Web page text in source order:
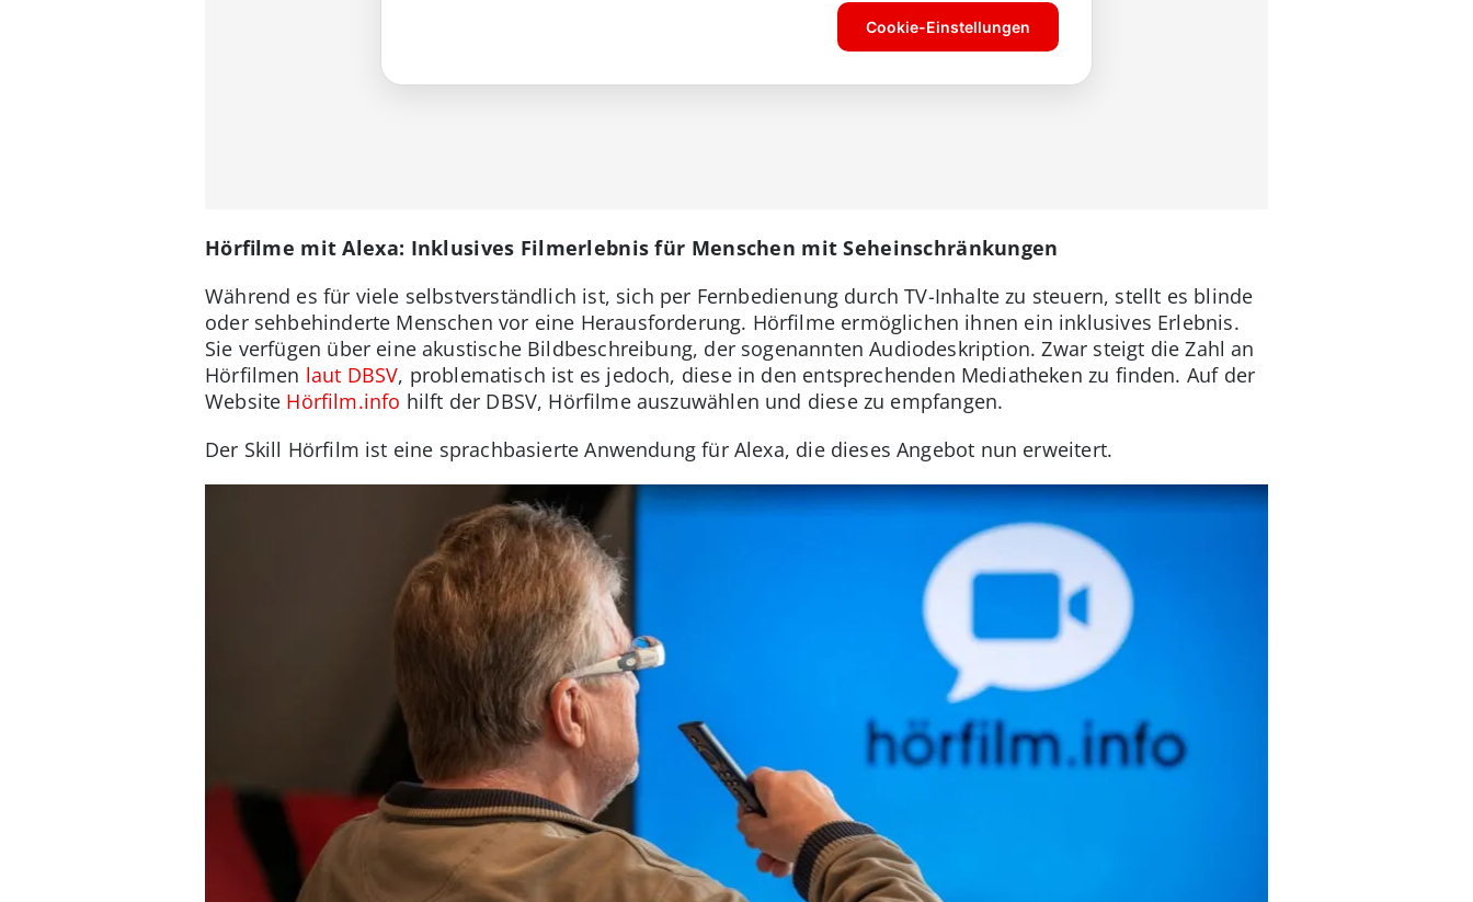
Hörfilme mit Alexa: Inklusives Filmerlebnis für Menschen mit Seheinschränkungen
Während es für viele selbstverständlich ist, sich per Fernbedienung durch TV-Inhalte zu steuern, stellt es blinde
oder sehbehinderte Menschen vor eine Herausforderung. Hörfilme ermöglichen ihnen ein inklusives Erlebnis.
Sie verfügen über eine akustische Bildbeschreibung, der sogenannten Audiodeskription. Zwar steigt die Zahl an
Hörfilmen laut DBSV, problematisch ist es jedoch, diese in den entsprechenden Mediatheken zu finden. Auf der
Website Hörfilm.info hilft der DBSV, Hörfilme auszuwählen und diese zu empfangen.
Der Skill Hörfilm ist eine sprachbasierte Anwendung für Alexa, die dieses Angebot nun erweitert.